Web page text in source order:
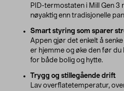
PID-termostaten i Mill Gen 3
nøyaktig enn tradisjonelle
Smart styring som sparer
Appen gjør det enkelt å
er hjemme og øke den før du
for både bolig og hytte.
Trygg og stillegående drift
Lav overflatetemperatur,